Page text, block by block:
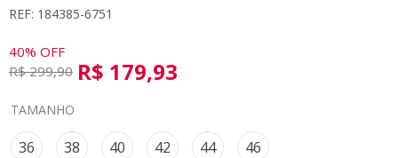
REF: 184385-6751
40% OFF
R$ 299,90 R$ 179,93
TAMANHO
36 38 40 42 44 46
8 º
saia
9º
10º colorittá